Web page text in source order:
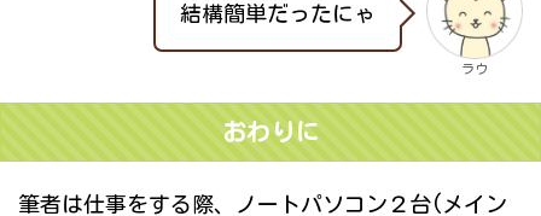
結構簡単だったにゃ
ラウ
おわりに
筆者は仕事をする際、ノートパソコン２台(メイン